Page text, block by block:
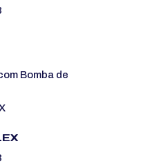
Bomba de